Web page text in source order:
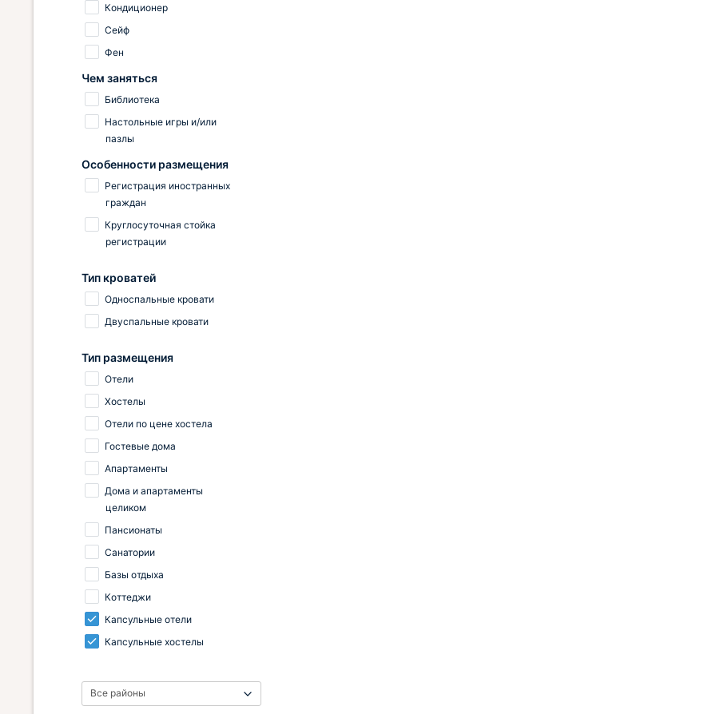
Кондиционер
Сейф
Фен
Чем заняться
Библиотека
Настольные игры и/или
пазлы
Особенности размещения
Регистрация иностранных
граждан
Круглосуточная стойка
регистрации
Тип кроватей
Односпальные кровати
Двуспальные кровати
Тип размещения
Отели
Хостелы
Отели по цене хостела
Гостевые дома
Апартаменты
Дома и апартаменты
целиком
Пансионаты
Санатории
Базы отдыха
Коттеджи
Капсульные отели
Капсульные хостелы
Все районы